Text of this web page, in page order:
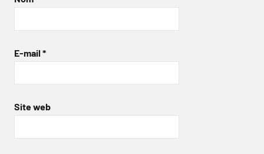
E-mail *
Site web